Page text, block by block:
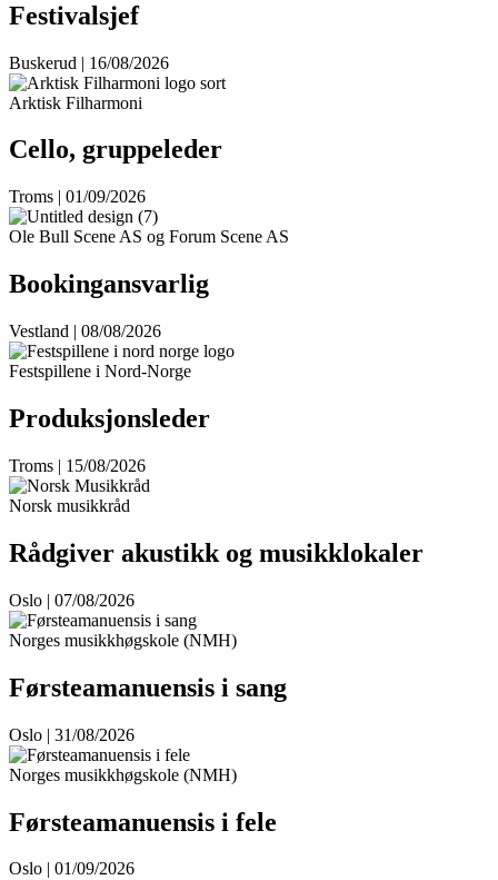
Festivalsjef
Buskerud | 16/08/2026
Arktisk Filharmoni
Cello, gruppeleder
Troms | 01/09/2026
Ole Bull Scene AS og Forum Scene AS
Bookingansvarlig
Vestland | 08/08/2026
Festspillene i Nord-Norge
Produksjonsleder
Troms | 15/08/2026
Norsk musikkråd
Rådgiver akustikk og musikklokaler
Oslo | 07/08/2026
Norges musikkhøgskole (NMH)
Førsteamanuensis i sang
Oslo | 31/08/2026
Norges musikkhøgskole (NMH)
Førsteamanuensis i fele
Oslo | 01/09/2026